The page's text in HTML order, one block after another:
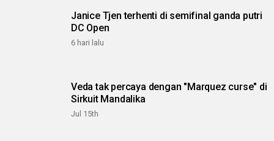
Janice Tjen terhenti di semifinal ganda putri
DC Open
6 hari lalu
Veda tak percaya dengan "Marquez curse" di
Sirkuit Mandalika
Jul 15th